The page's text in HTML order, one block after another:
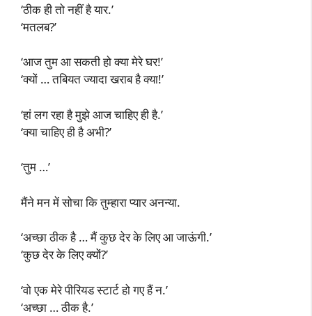
‘ठीक ही तो नहीं है यार.’
‘मतलब?’
‘आज तुम आ सकती हो क्या मेरे घर!’
‘क्यों … तबियत ज्यादा खराब है क्या!’
‘हां लग रहा है मुझे आज चाहिए ही है.’
‘क्या चाहिए ही है अभी?’
‘तुम …’
मैंने मन में सोचा कि तुम्हारा प्यार अनन्या.
‘अच्छा ठीक है … मैं कुछ देर के लिए आ जाऊंगी.’
‘कुछ देर के लिए क्यों?’
‘वो एक मेरे पीरियड स्टार्ट हो गए हैं न.’
‘अच्छा … ठीक है.’